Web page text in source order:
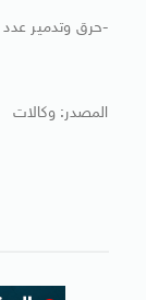
-حرق وتدمير عدد 11 مخزن بضائع معدة للتهريب لقطاع غزة.
المصدر: وكالات